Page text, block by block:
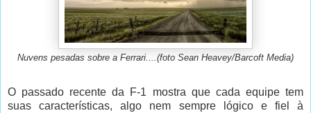
Nuvens pesadas sobre a Ferrari....(foto Sean Heavey/Barcoft Media)
O passado recente da F-1 mostra que cada equipe tem
suas características, algo nem sempre lógico e fiel à